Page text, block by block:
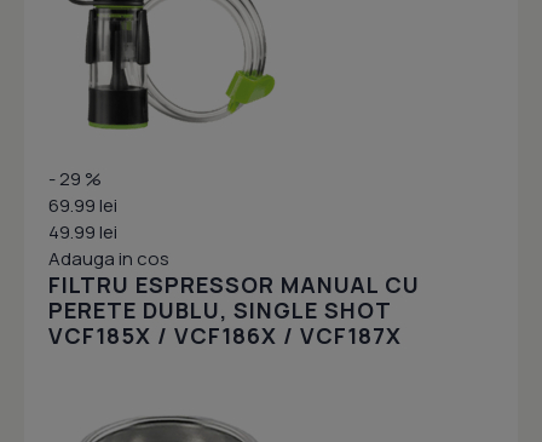
- 29 %
69.99 lei
49.99 lei
Adauga in cos
FILTRU ESPRESSOR MANUAL CU
PERETE DUBLU, SINGLE SHOT
VCF185X / VCF186X / VCF187X